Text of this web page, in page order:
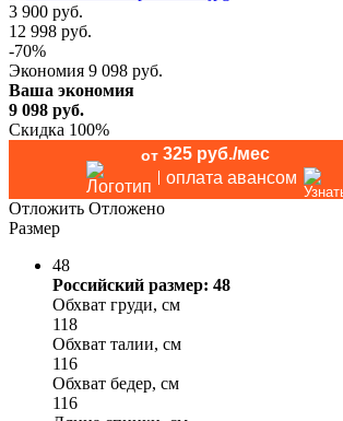
3 900 руб.
12 998 руб.
-70%
Экономия 9 098 руб.
Ваша экономия
9 098 руб.
Скидка 100%
от 325 руб./мес
оплата авансом
Отложить Отложено
Размер
48
Российский размер: 48
Обхват груди, см
118
Обхват талии, см
116
Обхват бедер, см
116